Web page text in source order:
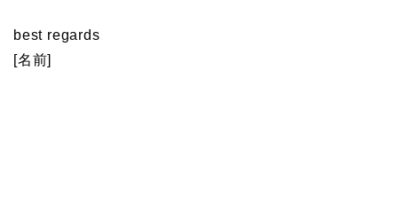
best regards
[名前]